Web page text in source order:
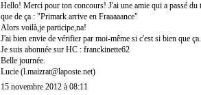
Hello! Merci pour ton concours! J'ai une amie qui a passé du
que de ça : "Primark arrive en Fraaaaance"
Alors voilà,je participe,na!
J'ai bien envie de vérifier par moi-même si c'est si bien que ça.
Je suis abonnée sur HC : franckinette62
Belle journée.
Lucie (l.maizrat@laposte.net)
15 novembre 2012 à 08:11